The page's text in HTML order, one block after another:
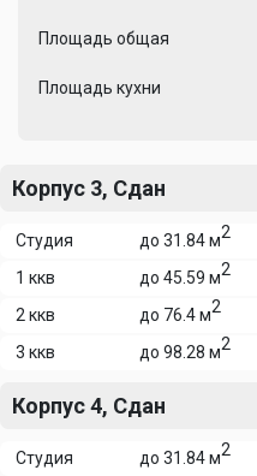
Площадь общая
Площадь кухни
Корпус 3, Сдан
Студия до 31.84 м2
1 ккв
до 45.59 м2
2 ккв
до 76.4 м2
3 ккв
до 98.28 м2
Корпус 4, Сдан
Студия до 31.84 м2